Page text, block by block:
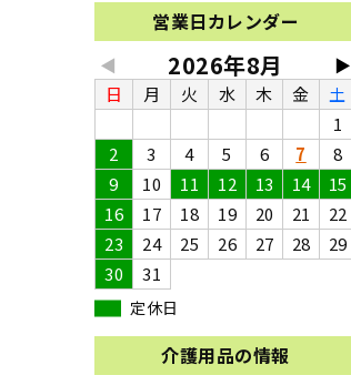
営業日カレンダー
◀ ▶
2026年8月
日 月 火 水 木 金
土
1
2
3 4 5 6 7
8
9
10 11 12 13 14
15
16
17 18 19 20 21
22
23
24 25 26 27 28
29
30
31
定休日
介護用品の情報